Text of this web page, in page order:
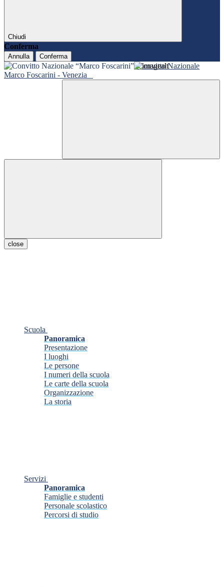
Chiudi
Conferma
Annulla Conferma
Convitto Nazionale
Marco Foscarini - Venezia
close
Scuola
Panoramica
Presentazione
I luoghi
Le persone
I numeri della scuola
Le carte della scuola
Organizzazione
La storia
Servizi
Panoramica
Famiglie e studenti
Personale scolastico
Percorsi di studio